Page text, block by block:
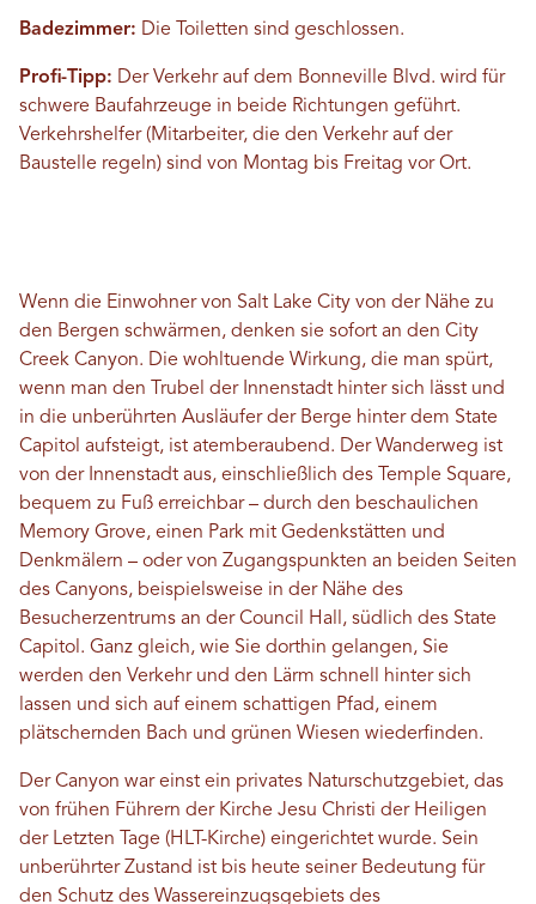
Badezimmer: Die Toiletten sind geschlossen.
Profi-Tipp: Der Verkehr auf dem Bonneville Blvd. wird für
schwere Baufahrzeuge in beide Richtungen geführt.
Verkehrshelfer (Mitarbeiter, die den Verkehr auf der
Baustelle regeln) sind von Montag bis Freitag vor Ort.
Wenn die Einwohner von Salt Lake City von der Nähe zu
den Bergen schwärmen, denken sie sofort an den City
Creek Canyon. Die wohltuende Wirkung, die man spürt,
wenn man den Trubel der Innenstadt hinter sich lässt und
in die unberührten Ausläufer der Berge hinter dem State
Capitol aufsteigt, ist atemberaubend. Der Wanderweg ist
von der Innenstadt aus, einschließlich des Temple Square,
bequem zu Fuß erreichbar – durch den beschaulichen
Memory Grove, einen Park mit Gedenkstätten und
Denkmälern – oder von Zugangspunkten an beiden Seiten
des Canyons, beispielsweise in der Nähe des
Besucherzentrums an der Council Hall, südlich des State
Capitol. Ganz gleich, wie Sie dorthin gelangen, Sie
werden den Verkehr und den Lärm schnell hinter sich
lassen und sich auf einem schattigen Pfad, einem
plätschernden Bach und grünen Wiesen wiederfinden.
Der Canyon war einst ein privates Naturschutzgebiet, das
von frühen Führern der Kirche Jesu Christi der Heiligen
der Letzten Tage (HLT-Kirche) eingerichtet wurde. Sein
unberührter Zustand ist bis heute seiner Bedeutung für
den Schutz des Wassereinzugsgebiets des